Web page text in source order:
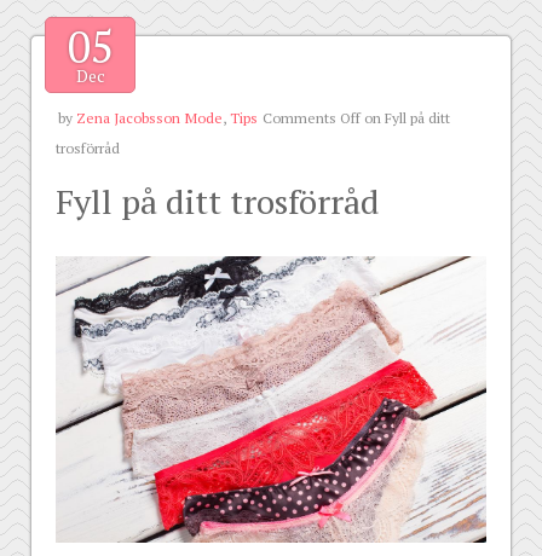
05
Dec
by Zena Jacobsson Mode, Tips Comments Offon Fyll på ditt
trosförråd
Fyll på ditt trosförråd